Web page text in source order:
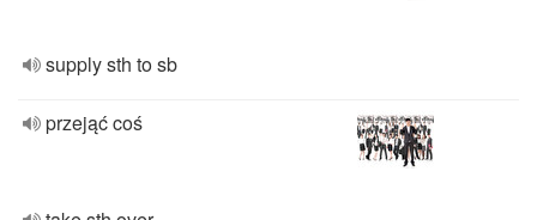
supply sth to sb
przejąć coś